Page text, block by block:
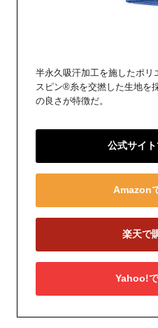
半永久吸汗加工を施したポリ
スピン®糸を交撚した生地を
の良さが特徴だ。
公式サイ
Amazon
楽天で
Yahoo!